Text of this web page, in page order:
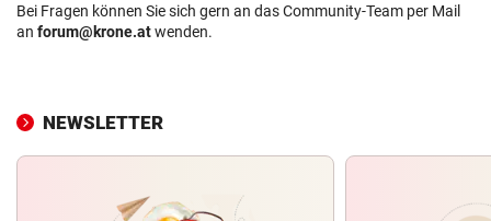
Bei Fragen können Sie sich gern an das Community-Team per Mail
an forum@krone.atwenden.
NEWSLETTER